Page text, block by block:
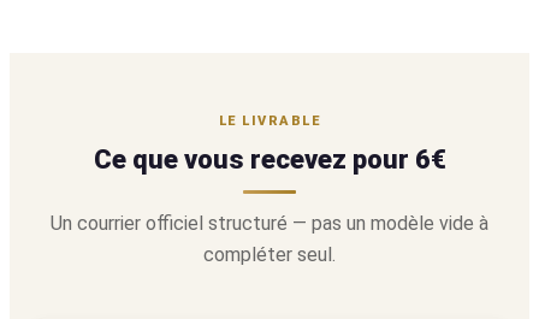
LE LIVRABLE
Ce que vous recevez pour 6€
Un courrier officiel structuré — pas un modèle vide à
compléter seul.